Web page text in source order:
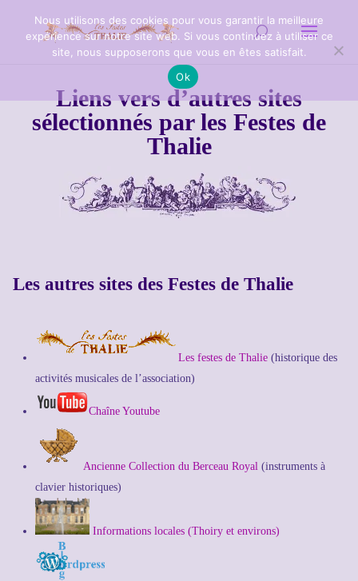
Liensvers d’autres sites
sélectionnés par les Festes de
Thalie
Les autres sites des Festes de Thalie
Les festes de Thalie(historique des
activités musicales de l’association)
Chaîne Youtube
Ancienne Collection du Berceau Royal(instruments à
clavier historiques)
Informations locales (Thoiry et environs)
Nous utilisons des cookies pour vous garantir la meilleure
expérience sur notre site web. Si vous continuez à utiliser ce
site, nous supposerons que vous en êtes satisfait.
Ok